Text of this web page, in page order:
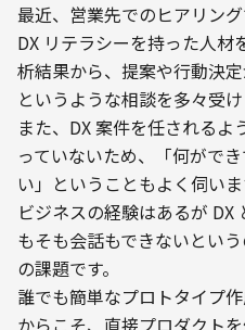
最近、営業先でのヒアリン
DX リテラシーを持った人
析結果から、提案や行動決
というような相談を多々受け
また、DX 案件を任されるよ
っていないため、「何がで
い」ということもよく伺いま
ビジネスの経験はあるが
もそも会話もできないとい
の課題です。
誰でも簡単なプロトタイプ
からこそ、直接プロダクト